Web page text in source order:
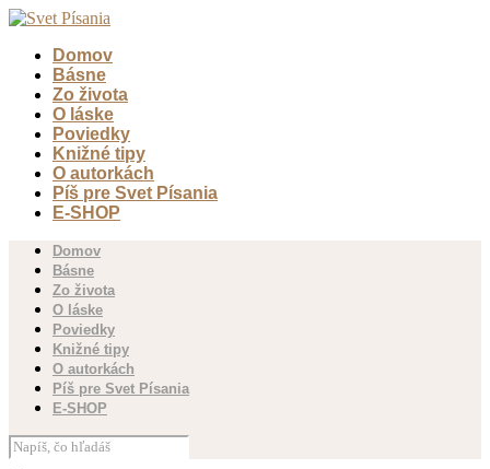
Domov
Básne
Zo života
O láske
Poviedky
Knižné tipy
O autorkách
Píš pre Svet Písania
E-SHOP
Domov
Básne
Zo života
O láske
Poviedky
Knižné tipy
O autorkách
Píš pre Svet Písania
E-SHOP